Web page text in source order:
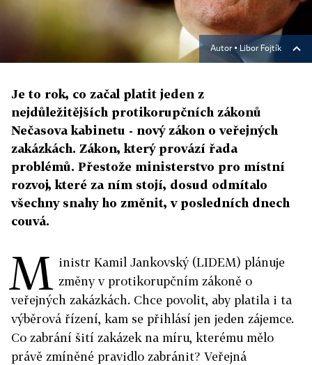
Autor ▪ Libor Fojtík
Je to rok, co začal platit jeden z
nejdůležitějších protikorupčních zákonů
Nečasova kabinetu - nový zákon o veřejných
zakázkách. Zákon, který provází řada
problémů. Přestože ministerstvo pro místní
rozvoj, které za ním stojí, dosud odmítalo
všechny snahy ho změnit, v posledních dnech
couvá.
M inistr Kamil Jankovský (LIDEM) plánuje
změny v protikorupčním zákoně o
veřejných zakázkách. Chce povolit, aby platila i ta
výběrová řízení, kam se přihlásí jen jeden zájemce.
Co zabrání šití zakázek na míru, kterému mělo
právě zmíněné pravidlo zabránit? Veřejná